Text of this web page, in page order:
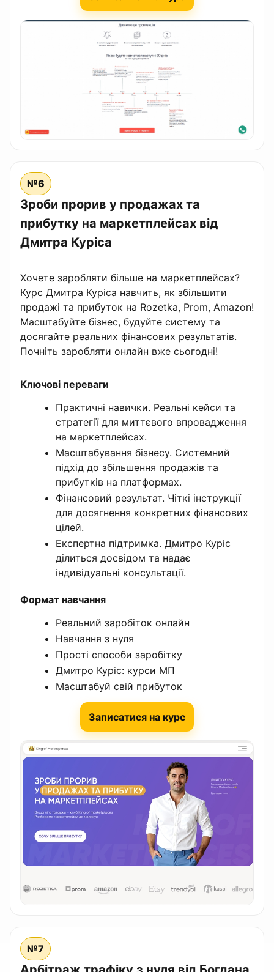
№6
Зроби прорив у продажах та
прибутку на маркетплейсах від
Дмитра Куріса
Хочете заробляти більше на маркетплейсах?
Курс Дмитра Куріса навчить, як збільшити
продажі та прибуток на Rozetka, Prom, Amazon!
Масштабуйте бізнес, будуйте систему та
досягайте реальних фінансових результатів.
Почніть заробляти онлайн вже сьогодні!
Ключові переваги
Практичні навички. Реальні кейси та
стратегії для миттєвого впровадження
на маркетплейсах.
Масштабування бізнесу. Системний
підхід до збільшення продажів та
прибутків на платформах.
Фінансовий результат. Чіткі інструкції
для досягнення конкретних фінансових
цілей.
Експертна підтримка. Дмитро Куріс
ділиться досвідом та надає
індивідуальні консультації.
Формат навчання
Реальний заробіток онлайн
Навчання з нуля
Прості способи заробітку
Дмитро Куріс: курси МП
Масштабуй свій прибуток
Записатися на курс
№7